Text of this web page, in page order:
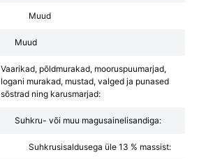
Muud
Muud
Vaarikad, põldmurakad, mooruspuumarjad,
logani murakad, mustad, valged ja punased
sõstrad ning karusmarjad:
Suhkru- või muu magusainelisandiga:
Suhkrusisaldusega üle 13 % massist: